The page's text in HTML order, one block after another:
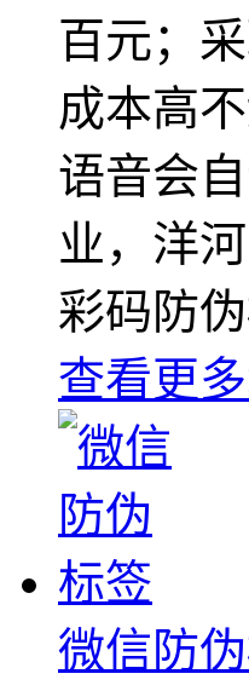
百元；
成本高
语音会
业，洋
彩码防
查看更
微信防